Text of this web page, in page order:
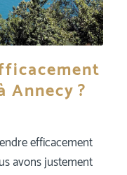
Annecy ?
efficacement
avons justement